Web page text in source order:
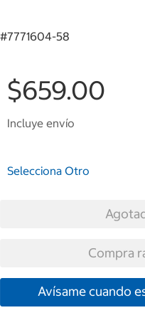
#7771604-58
$659.00
Incluye envío
Selecciona Otro
Compra
Avísame cuando